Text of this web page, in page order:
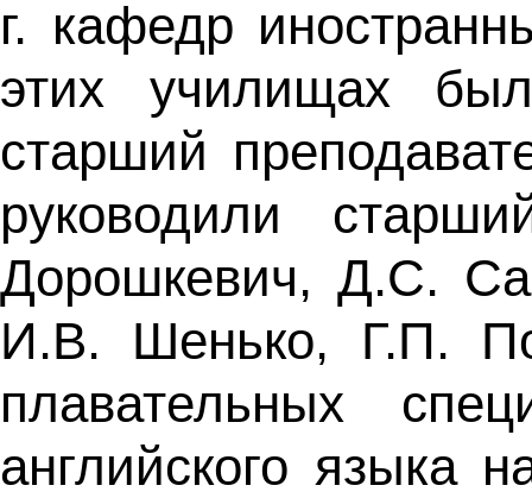
г. кафедр
этих училищах
старший
руководили
Дорошкевич, Д.С.
И.В. Шенько, Г.П.
плавательных
английского языка